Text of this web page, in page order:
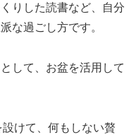
りした読書など、自分
な過ごし方です。
して、お盆を活用して
設けて、何もしない贅